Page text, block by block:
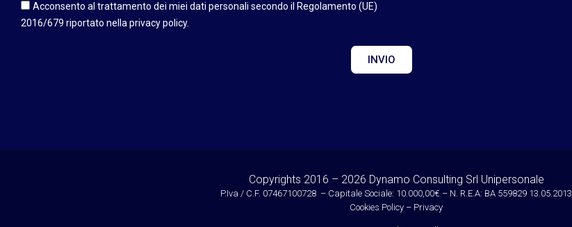
Acconsento al trattamento dei miei dati personali secondo il Regolamento (UE)
2016/679 riportato nella privacy policy.
INVIO
Copyrights 2016 – 2026 Dynamo Consulting Srl Unipersonale
P.Iva / C.F. 07467100728 – Capitale Sociale: 10.000,00€ – N. R.E.A: BA 559829 13.05.2013
Cookies Policy – Privacy